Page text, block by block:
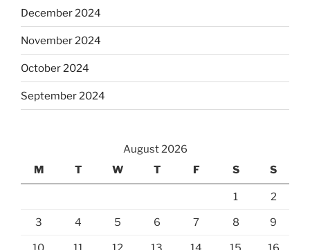
December 2024
November 2024
October 2024
September 2024
August 2026
M
T W T F S S
1 2
3 4 5 6 7 8 9